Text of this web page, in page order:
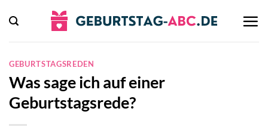
Inhalt
springen
GEBURTSTAGSREDEN
Was sage ich auf einer
Geburtstagsrede?